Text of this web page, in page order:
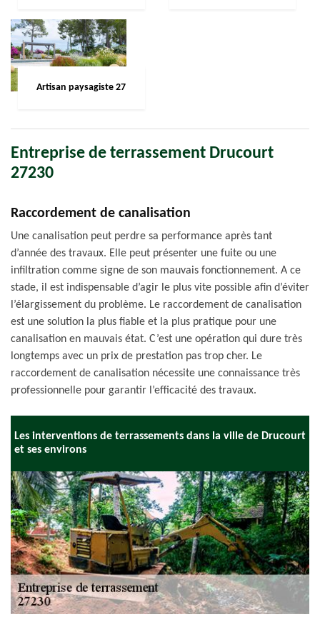
Artisan paysagiste 27
Entreprise de terrassement Drucourt
27230
Raccordement de canalisation
Une canalisation peut perdre sa performance après tant
d’année des travaux. Elle peut présenter une fuite ou une
infiltration comme signe de son mauvais fonctionnement. A ce
stade, il est indispensable d’agir le plus vite possible afin d’éviter
l’élargissement du problème. Le raccordement de canalisation
est une solution la plus fiable et la plus pratique pour une
canalisation en mauvais état. C’est une opération qui dure très
longtemps avec un prix de prestation pas trop cher. Le
raccordement de canalisation nécessite une connaissance très
professionnelle pour garantir l’efficacité des travaux.
Les interventions de terrassements dans la ville de Drucourt
et ses environs